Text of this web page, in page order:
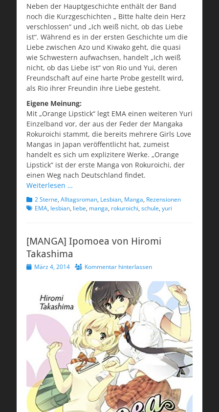
Neben der Hauptgeschichte enthält der Band
noch die Kurzgeschichten „ Bitte halte dein Herz
verschlossen“ und „Ich weiß nicht, ob das Liebe
ist“. Während es in der ersten Geschichte um die
Liebe zwischen Azo und Kiwako geht, die quasi
wie Schwestern aufwachsen, handelt „Ich weiß
nicht, ob das Liebe ist“ von Rio und Yui, deren
Freundschaft auf eine harte Probe gestellt wird,
als Rio ihrer Freundin ihre Liebe gesteht.
Eigene Meinung:
Mit „Orange Lipstick“ legt EMA einen weiteren Yuri
Einzelband vor, der aus der Feder der Mangaka
Rokuroichi stammt, die bereits mehrere Girls Love
Mangas in Japan veröffentlicht hat, zumeist
handelt es sich um explizitere Werke. „Orange
Lipstick“ ist der erste Manga von Rokuroichi, der
einen Weg nach Deutschland findet.
Weiterlesen …
Kategorien
2 Sterne, Alltagsroman, Lesbian, Manga, Rezensionen
EMA, lesbian, liebe, manga, rokuroichi, schule, yuri
[MANGA] Ipomoea von Hiromi
Takashima
Veröffentlicht
März 4, 2014 Kommentar hinterlassen